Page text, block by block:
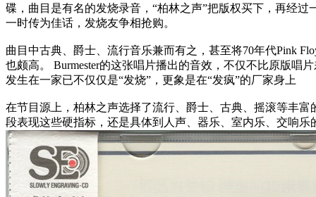
碟，曲目是有名的发烧录音，“柏林之声”把版权买下，再经
一时传为佳话，发烧友争相抢购。
曲目中古典、爵士、流行音乐兼而有之，甚至将70年代Pink
也颇高。 Burmester的这张唱片播出的音效，不仅不比原版唱
发生在一家已不仅仅是“发烧”，更象是在“发疯”的厂家身上
在节目源上，柏林之声选择了流行、爵士、古典、摇滚等丰
段表现这些硬指标，还是具体到人声、器乐、室内乐、交响乐